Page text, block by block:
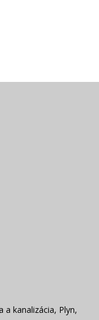
a kanalizácia, Plyn,